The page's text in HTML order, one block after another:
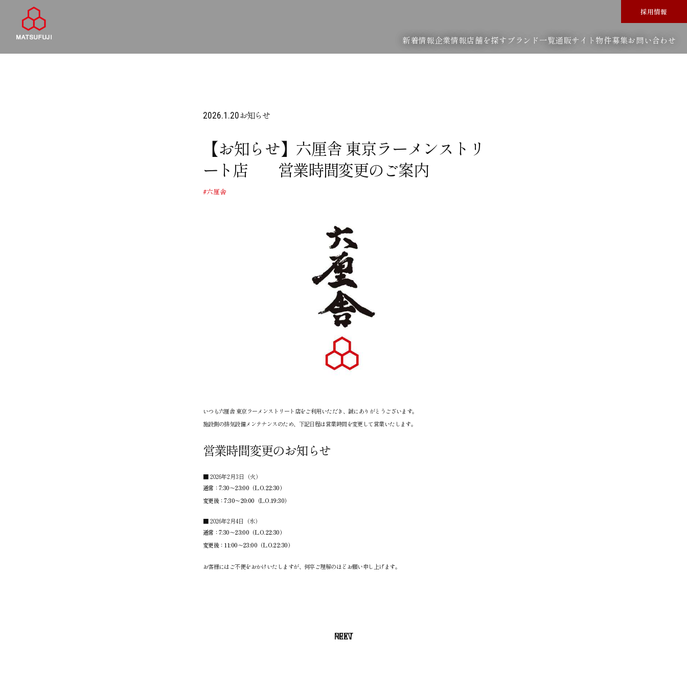
採用情報
新着情報企業情報店舗を探す ブランド一覧通販サイト 物件募集お問い合わせ
2026.1.20お知らせ
【お知らせ】六厘舎 東京ラーメンストリ
ート店 営業時間変更のご案内
#六厘舎
いつも六厘舎 東京ラーメンストリート店をご利用いただき、誠にありがとうございます。
施設側の排気設備メンテナンスのため、下記日程は営業時間を変更して営業いたします。
営業時間変更のお知らせ
■ 2026年2月3日（火）
通常：7:30～23:00（L.O.22:30）
変更後：7:30～20:00（L.O.19:30）
■ 2026年2月4日（水）
通常：7:30～23:00（L.O.22:30）
変更後：11:00～23:00（L.O.22:30）
お客様にはご不便をおかけいたしますが、何卒ご理解のほどお願い申し上げます。
PREV
NEXT